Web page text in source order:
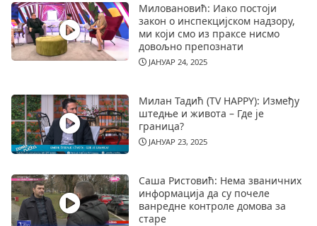
Миловановић: Иако постоји
закон о инспекцијском надзору,
ми који смо из праксе нисмо
довољно препознати
ЈАНУАР 24, 2025
Милан Тадић (TV HAPPY): Између
штедње и живота – Где је
граница?
ЈАНУАР 23, 2025
Саша Ристовић: Нема званичних
информација да су почеле
ванредне контроле домова за
старе